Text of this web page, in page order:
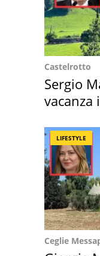
Castelrotto
Sergio
vacanza
LIFESTYLE
Ceglie